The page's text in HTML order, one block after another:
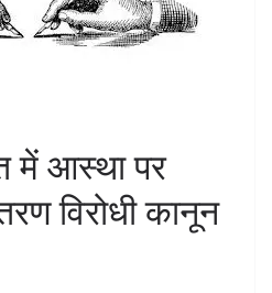
में आस्था पर
विरोधी कानून